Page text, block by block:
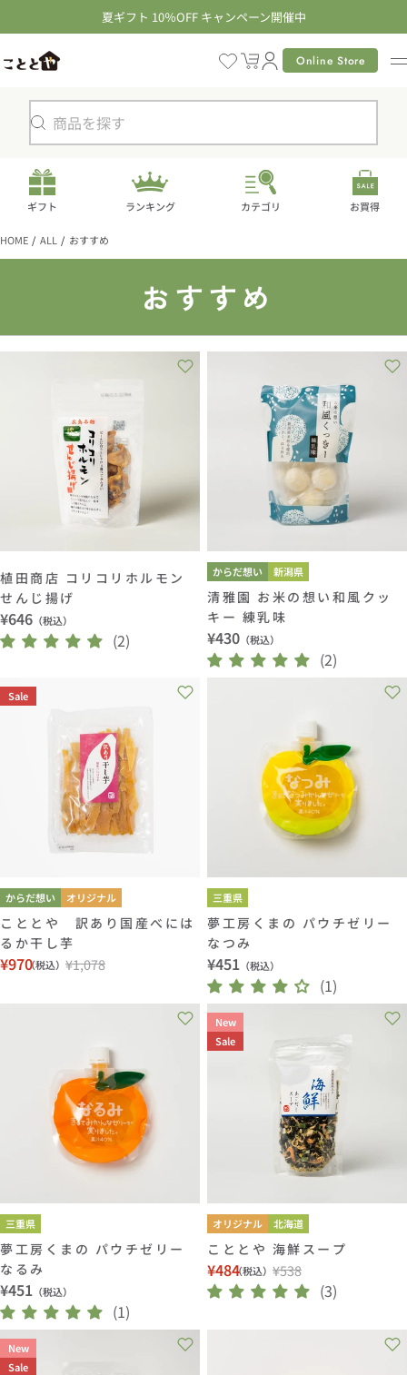
ン
テ
夏ギフト 10％OFF キャンペーン開催中
カ
ー
Online Store
検
ギフト ランキング カテゴリ お買得
HOME ALL おすすめ
コ
レ
ク
:
おすすめ
植田商店 コリコリホルモン
せんじ揚げ
通
常
格
¥646 （税込）
(2)
からだ想い 新潟県
清雅園 お米の想い和風クッ
キー 練乳味
通
常
¥430 （税込）
(2)
Sale
からだ想い オリジナル
こととや 訳あり国産べには
るか干し芋
セ
¥970（税込）
通
¥1,078
三重県
夢工房くまの パウチゼリー
なつみ
通
常
価
格
¥451 （税込）
(1)
三重県
夢工房くまの パウチゼリー
なるみ
通
常
価
格
¥451 （税込）
(1)
New
Sale
オリジナル 北海道
こととや 海鮮スープ
セ
ー
¥484（税込）
通
常
¥538
(3)
New
Sale